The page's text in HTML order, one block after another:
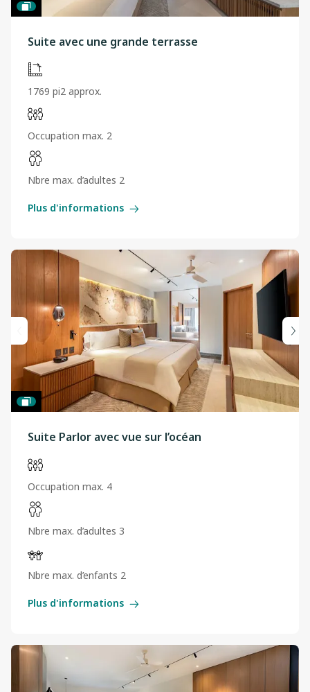
Suite avec une grande terrasse
1769 pi2 approx.
Occupation max. 2
Nbre max. d’adultes 2
Plus d'informations
Suite Parlor avec vue sur l’océan
Occupation max. 4
Nbre max. d’adultes 3
Nbre max. d’enfants 2
Plus d'informations